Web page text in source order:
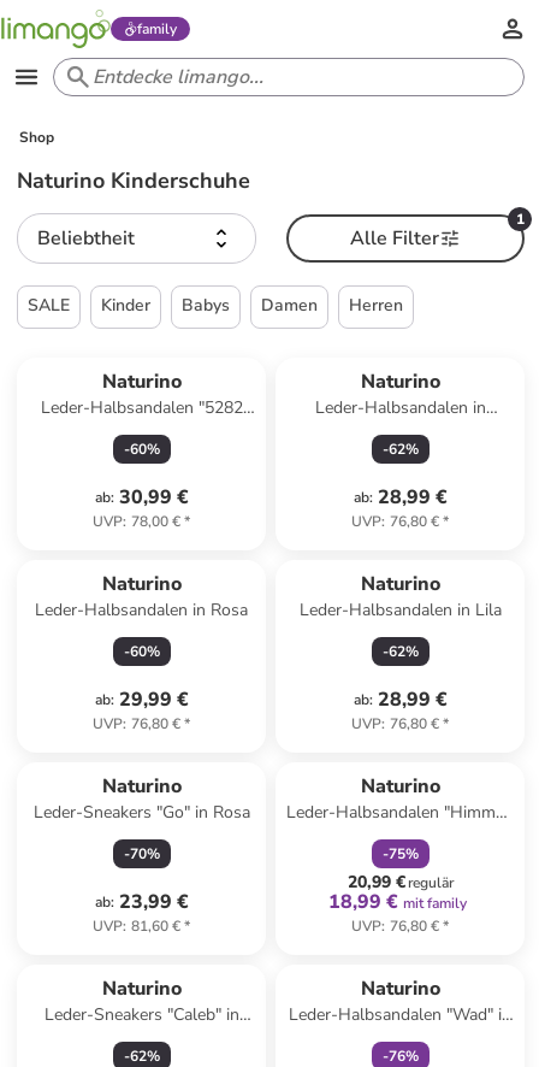
family
Shop
Naturino Kinderschuhe
Beliebtheit
1
Alle Filter
SALE Kinder Babys Damen Herren
Naturino
Leder-Halbsandalen "5282
Nappa" in Hellbraun
-60%
ab: 30,99 €
UVP: 78,00 €*
Naturino
Leder-Halbsandalen in
Hellbraun
-62%
ab: 28,99 €
UVP: 76,80 €*
Naturino
Leder-Halbsandalen in Rosa
-60%
ab: 29,99 €
UVP: 76,80 €*
Naturino
Leder-Halbsandalen in Lila
-62%
ab: 28,99 €
UVP: 76,80 €*
Naturino
Leder-Sneakers "Go" in Rosa
-70%
ab: 23,99 €
UVP: 81,60 €*
Naturino
Leder-Halbsandalen "Himmel"
in Dunkelblau
-75%
20,99 €regulär
18,99 € mit family
UVP: 76,80 €*
Naturino
Leder-Sneakers "Caleb" in
Dunkelblau
-62%
Naturino
Leder-Halbsandalen "Wad" in
Rot
-76%